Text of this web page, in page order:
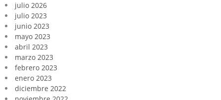
julio 2026
julio 2023
junio 2023
mayo 2023
abril 2023
marzo 2023
febrero 2023
enero 2023
diciembre 2022